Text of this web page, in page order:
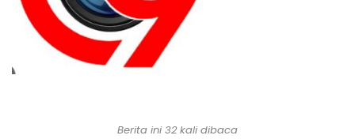
Berita ini 32 kali dibaca